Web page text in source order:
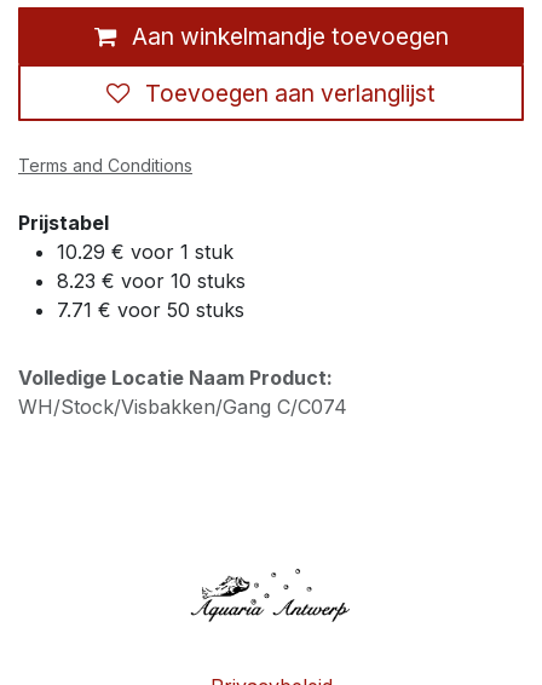
Aan winkelmandje toevoegen
Toevoegen aan verlanglijst
Terms and Conditions
Prijstabel
10.29 € voor 1 stuk
8.23 € voor 10 stuks
7.71 € voor 50 stuks
Volledige Locatie Naam Product:
WH/Stock/Visbakken/Gang C/C074